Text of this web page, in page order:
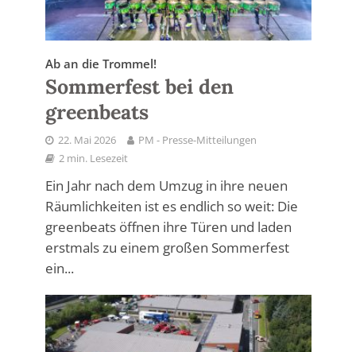
Ab an die Trommel!
Sommerfest bei den
greenbeats
22. Mai 2026
PM - Presse-Mitteilungen
2 min. Lesezeit
Ein Jahr nach dem Umzug in ihre neuen
Räumlichkeiten ist es endlich so weit: Die
greenbeats öffnen ihre Türen und laden
erstmals zu einem großen Sommerfest
ein...